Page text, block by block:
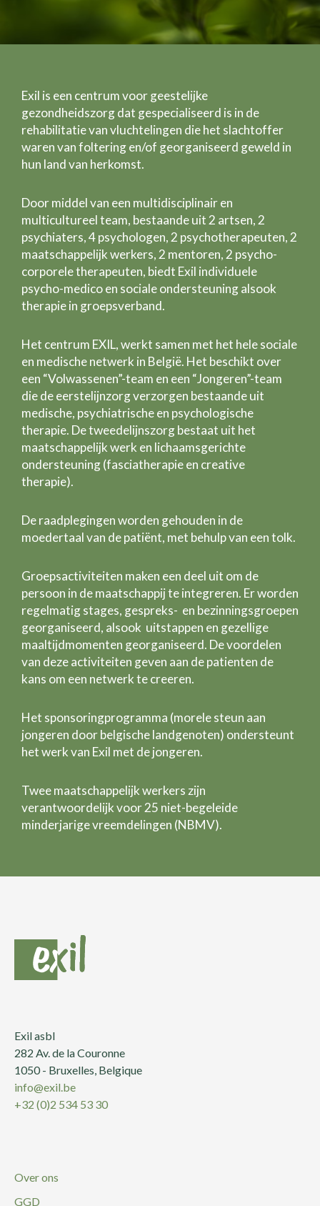
Exil is een centrum voor geestelijke
gezondheidszorg dat gespecialiseerd is in de
rehabilitatie van vluchtelingen die het slachtoffer
waren van foltering en/of georganiseerd geweld in
hun land van herkomst.
Door middel van een multidisciplinair en
multicultureel team, bestaande uit 2 artsen, 2
psychiaters, 4 psychologen, 2 psychotherapeuten, 2
maatschappelijk werkers, 2 mentoren, 2 psycho-
corporele therapeuten, biedt Exil individuele
psycho-medico en sociale ondersteuning alsook
therapie in groepsverband.
Het centrum EXIL, werkt samen met het hele sociale
en medische netwerk in België. Het beschikt over
een “Volwassenen”-team en een “Jongeren”-team
die de eerstelijnzorg verzorgen bestaande uit
medische, psychiatrische en psychologische
therapie. De tweedelijnszorg bestaat uit het
maatschappelijk werk en lichaamsgerichte
ondersteuning (fasciatherapie en creative
therapie).
De raadplegingen worden gehouden in de
moedertaal van de patiënt, met behulp van een tolk.
Groepsactiviteiten maken een deel uit om de
persoon in de maatschappij te integreren. Er worden
regelmatig stages, gespreks- en bezinningsgroepen
georganiseerd, alsook uitstappen en gezellige
maaltijdmomenten georganiseerd. De voordelen
van deze activiteiten geven aan de patienten de
kans om een netwerk te creeren.
Het sponsoringprogramma (morele steun aan
jongeren door belgische landgenoten) ondersteunt
het werk van Exil met de jongeren.
Twee maatschappelijk werkers zijn
verantwoordelijk voor 25 niet-begeleide
minderjarige vreemdelingen (NBMV).
Exil asbl
282 Av. de la Couronne
1050 - Bruxelles, Belgique
info@exil.be
+32 (0)2 534 53 30
Over ons
GGD